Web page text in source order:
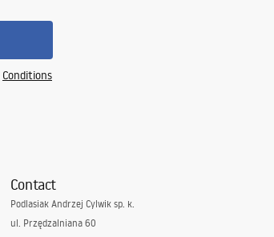
Conditions
Contact
Podlasiak Andrzej Cylwik sp. k.
ul. Przędzalniana 60